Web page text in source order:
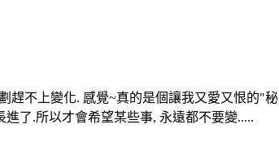
趕不上變化. 感覺~真的是個讓我又愛又恨的
了.所以才會希望某些事, 永遠都不要變.....